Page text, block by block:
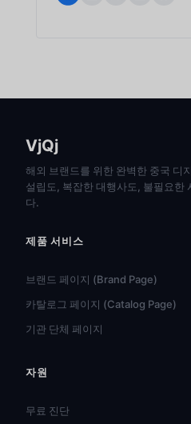
VjQj
해외 브랜드를 위한 완벽한 중국 디
설립도, 복잡한 대행사도, 불필요한
다.
제품 서비스
브랜드 페이지 (Brand Page)
카탈로그 페이지 (Catalog Page)
기관 단체 페이지
자원
무료 진단